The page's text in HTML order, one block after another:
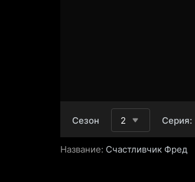
Сезон 2 Серия:
Название: Счастливчик Фред